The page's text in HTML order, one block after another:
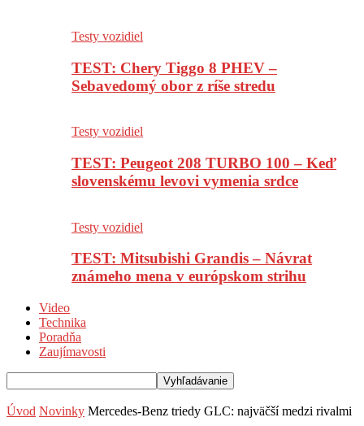
Testy vozidiel
TEST: Chery Tiggo 8 PHEV –
Sebavedomý obor z ríše stredu
Testy vozidiel
TEST: Peugeot 208 TURBO 100 – Keď
slovenskému levovi vymenia srdce
Testy vozidiel
TEST: Mitsubishi Grandis – Návrat
známeho mena v európskom strihu
Video
Technika
Poradňa
Zaujímavosti
Úvod Novinky Mercedes-Benz triedy GLC: najväčší medzi rivalmi